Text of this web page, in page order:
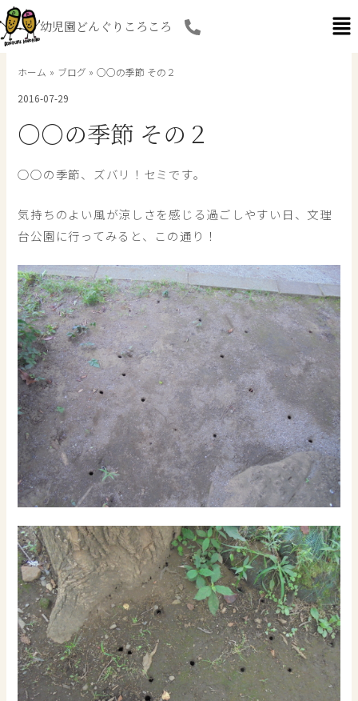
内
容
を
幼児園どんぐりころころ
ホーム ブログ
○○の季節 その２
2016-07-29
○○の季節 その２
○○の季節、ズバリ！セミです。
気持ちのよい風が涼しさを感じる過ごしやすい日、文理
台公園に行ってみると、この通り！